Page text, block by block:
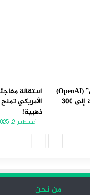
صحيفة: “أوبن إيه آي” (OpenAI)
تصل قيمتها السوقية إلى 300
استقالة
الأمريكي
ذهبية!
أغسطس 2, 2025
من نحن